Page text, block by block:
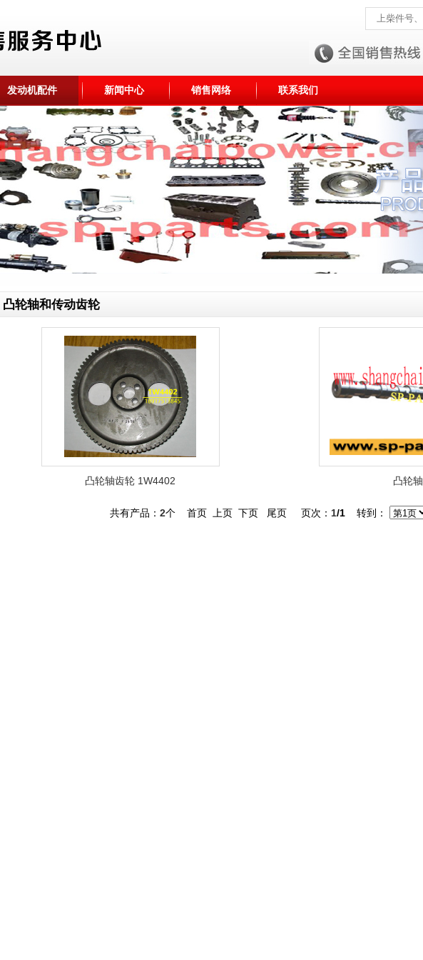
发动机配件 新闻中心 销售网络 联系我们
凸轮轴和传动齿轮
凸轮轴齿轮 1W4402 凸轮轴
共有产品： 2个 首页 上页 下页 尾页 页次： 1/1 转到：